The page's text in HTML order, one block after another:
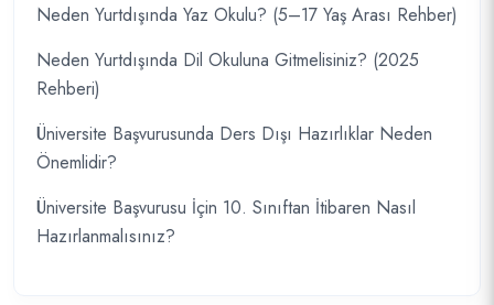
Neden Yurtdışında Yaz Okulu? (5–17 Yaş Arası Rehber)
Neden Yurtdışında Dil Okuluna Gitmelisiniz? (2025
Rehberi)
Üniversite Başvurusunda Ders Dışı Hazırlıklar Neden
Önemlidir?
Üniversite Başvurusu İçin 10. Sınıftan İtibaren Nasıl
Hazırlanmalısınız?